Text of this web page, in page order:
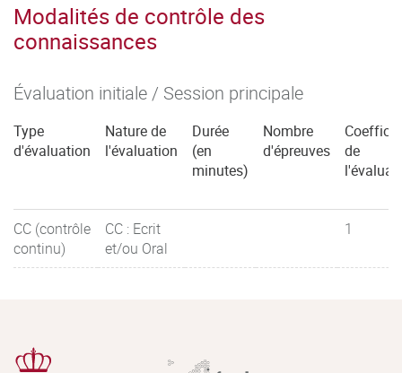
Modalités de contrôle des
connaissances
Évaluation initiale / Session principale
Type
d'évaluation
Nature de
l'évaluation
Durée
(en
minutes)
Nombre
d'épreuves
de
CC (contrôle
continu)
CC : Ecrit
et/ou Oral
1